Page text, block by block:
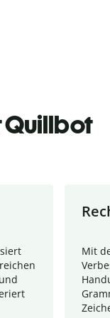
Quillbot
Mit